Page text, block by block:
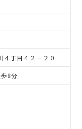
４丁目４２－２０
8分